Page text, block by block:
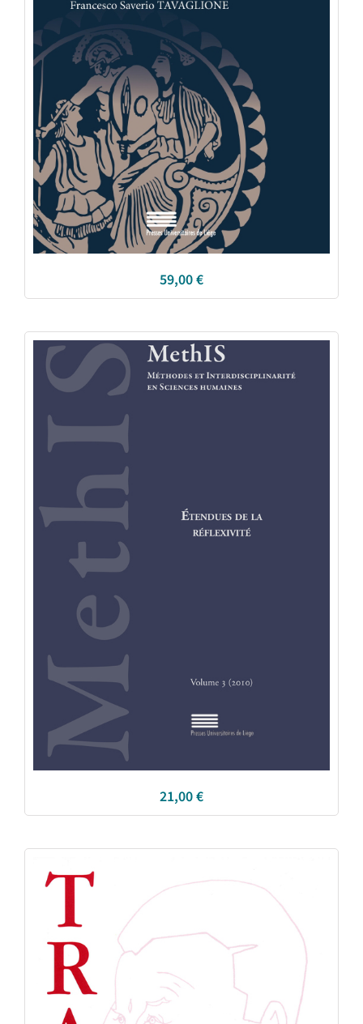
59,00€
21,00€